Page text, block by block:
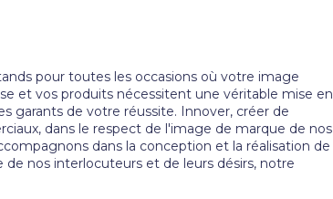
pour toutes les occasions où votre image
et vos produits nécessitent une véritable mise en
garants de votre réussite. Innover, créer de
dans le respect de l'image de marque de nos
dans la conception et la réalisation de
nos interlocuteurs et de leurs désirs, notre